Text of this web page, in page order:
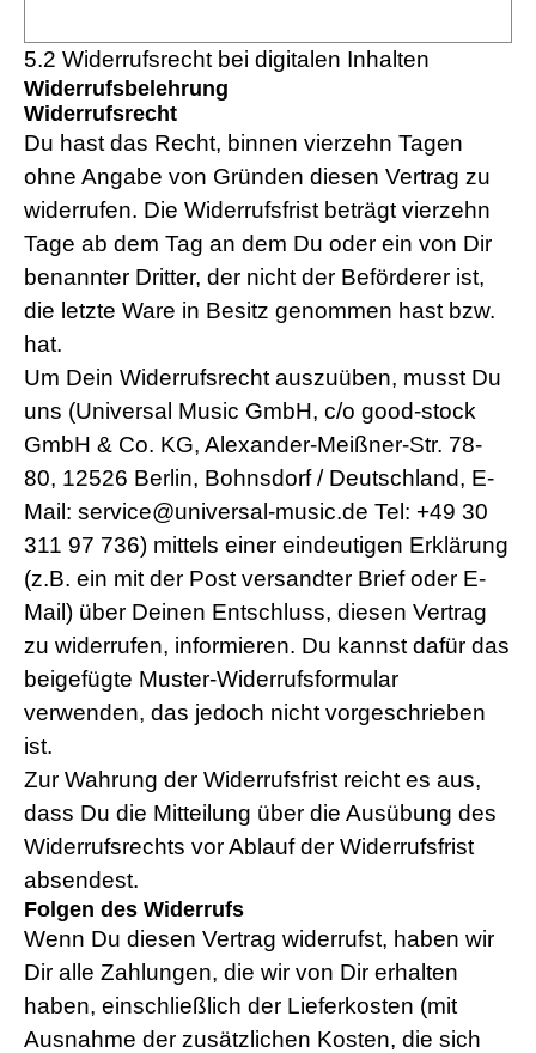
5.2 Widerrufsrecht bei digitalen Inhalten
Widerrufsbelehrung
Widerrufsrecht
Du hast das Recht, binnen vierzehn Tagen
ohne Angabe von Gründen diesen Vertrag zu
widerrufen. Die Widerrufsfrist beträgt vierzehn
Tage ab dem Tag an dem Du oder ein von Dir
benannter Dritter, der nicht der Beförderer ist,
die letzte Ware in Besitz genommen hast bzw.
hat.
Um Dein Widerrufsrecht auszuüben, musst Du
uns (Universal Music GmbH, c/o good-stock
GmbH & Co. KG, Alexander-Meißner-Str. 78-
80, 12526 Berlin, Bohnsdorf / Deutschland, E-
Mail: service@universal-music.de Tel: +49 30
311 97 736) mittels einer eindeutigen Erklärung
(z.B. ein mit der Post versandter Brief oder E-
Mail) über Deinen Entschluss, diesen Vertrag
zu widerrufen, informieren. Du kannst dafür das
beigefügte Muster-Widerrufsformular
verwenden, das jedoch nicht vorgeschrieben
ist.
Zur Wahrung der Widerrufsfrist reicht es aus,
dass Du die Mitteilung über die Ausübung des
Widerrufsrechts vor Ablauf der Widerrufsfrist
absendest.
Folgen des Widerrufs
Wenn Du diesen Vertrag widerrufst, haben wir
Dir alle Zahlungen, die wir von Dir erhalten
haben, einschließlich der Lieferkosten (mit
Ausnahme der zusätzlichen Kosten, die sich